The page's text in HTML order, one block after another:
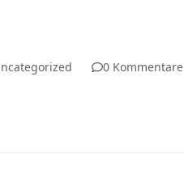
0 Kommentare